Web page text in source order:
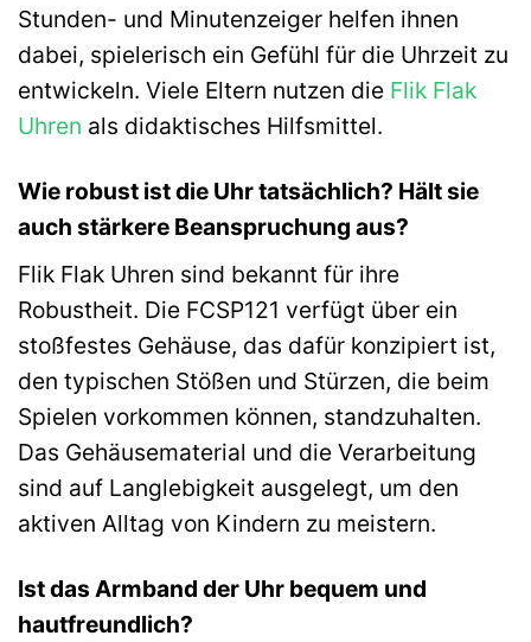
Stunden- und Minutenzeiger helfen ihnen
dabei, spielerisch ein Gefühl für die Uhrzeit zu
entwickeln. Viele Eltern nutzen die Flik Flak
Uhren als didaktisches Hilfsmittel.
Wie robust ist die Uhr tatsächlich? Hält sie
auch stärkere Beanspruchung aus?
Flik Flak Uhren sind bekannt für ihre
Robustheit. Die FCSP121 verfügt über ein
stoßfestes Gehäuse, das dafür konzipiert ist,
den typischen Stößen und Stürzen, die beim
Spielen vorkommen können, standzuhalten.
Das Gehäusematerial und die Verarbeitung
sind auf Langlebigkeit ausgelegt, um den
aktiven Alltag von Kindern zu meistern.
Ist das Armband der Uhr bequem und
hautfreundlich?